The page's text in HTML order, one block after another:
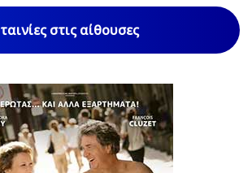
ταινίες στις αίθουσες